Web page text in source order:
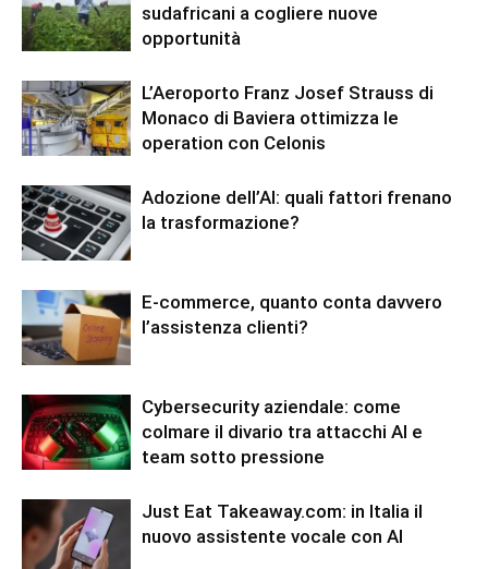
sudafricani a cogliere nuove
opportunità
L’Aeroporto Franz Josef Strauss di
Monaco di Baviera ottimizza le
operation con Celonis
Adozione dell’AI: quali fattori frenano
la trasformazione?
E-commerce, quanto conta davvero
l’assistenza clienti?
Cybersecurity aziendale: come
colmare il divario tra attacchi AI e
team sotto pressione
Just Eat Takeaway.com: in Italia il
nuovo assistente vocale con AI